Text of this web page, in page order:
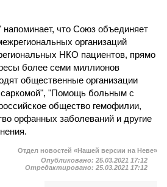
что Союз объединяет
организаций
НКО пациентов, прямо
более семи миллионов
общественные организации
"Помощь больным с
общество гемофилии,
орфанных заболеваний и другие
Отдел новостей «Нашей версии на Неве»
Опубликовано: 25.03.2021 17:12
Отредактировано: 25.03.2021 17:12